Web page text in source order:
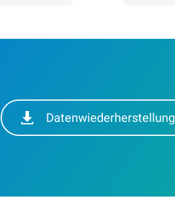
Datenwiederherstellung